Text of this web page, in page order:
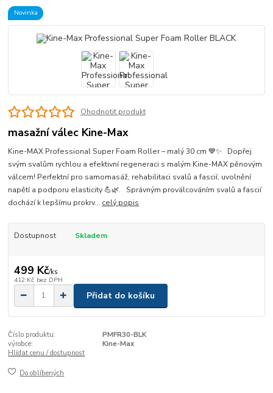
Novinka
Ohodnotit produkt
masažní válec Kine-Max
Kine-MAX Professional Super Foam Roller – malý 30 cm 💙✨ Dopřej
svým svalům rychlou a efektivní regeneraci s malým Kine-MAX pěnovým
válcem! Perfektní pro samomasáž, rehabilitaci svalů a fascií, uvolnění
napětí a podporu elasticity 💪🌿. Správným proválcováním svalů a fascií
dochází k lepšímu prokrv... celý popis
Dostupnost Skladem
499 Kč/ks
412 Kč bez DPH
Přidat do košíku
Číslo produktu:
PMFR30-BLK
výrobce:
Kine-Max
Hlídat cenu / dostupnost
Do oblíbených